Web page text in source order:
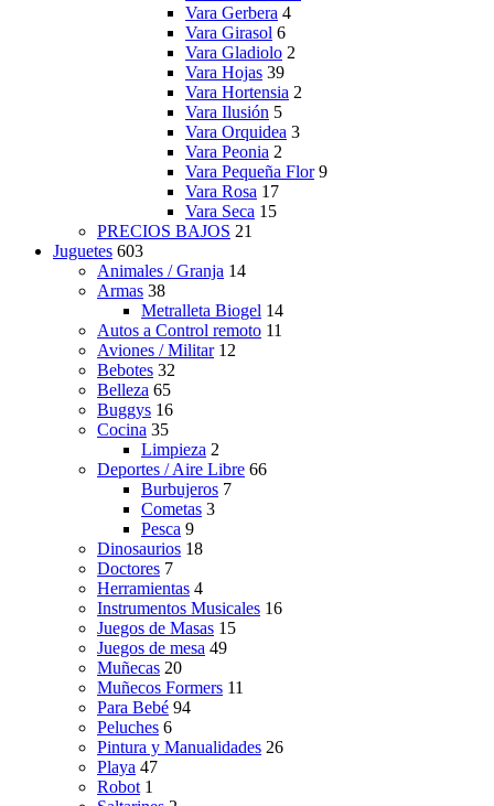
Vara Gerbera 4
Vara Girasol 6
Vara Gladiolo 2
Vara Hojas 39
Vara Hortensia 2
Vara Ilusión 5
Vara Orquidea 3
Vara Peonia 2
Vara Pequeña Flor 9
Vara Rosa 17
Vara Seca 15
PRECIOS BAJOS 21
Juguetes 603
Animales / Granja 14
Armas 38
Metralleta Biogel 14
Autos a Control remoto 11
Aviones / Militar 12
Bebotes 32
Belleza 65
Buggys 16
Cocina 35
Limpieza 2
Deportes / Aire Libre 66
Burbujeros 7
Cometas 3
Pesca 9
Dinosaurios 18
Doctores 7
Herramientas 4
Instrumentos Musicales 16
Juegos de Masas 15
Juegos de mesa 49
Muñecas 20
Muñecos Formers 11
Para Bebé 94
Peluches 6
Pintura y Manualidades 26
Playa 47
Robot 1